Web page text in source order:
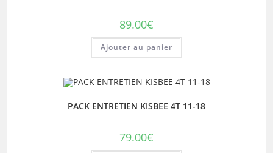
89.00€
Ajouter au panier
PACK ENTRETIEN KISBEE 4T 11-18
79.00€